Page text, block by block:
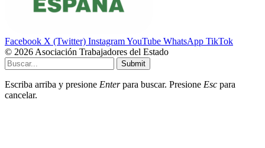
Facebook X (Twitter) InstagramYouTube WhatsApp TikTok
© 2026 Asociación Trabajadores del Estado
Submit
Escriba arriba y presione Enterpara buscar. Presione Esc para
cancelar.